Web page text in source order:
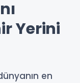
Yerini
en